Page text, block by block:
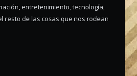
entretenimiento, tecnología,
resto de las cosas que nos rodean